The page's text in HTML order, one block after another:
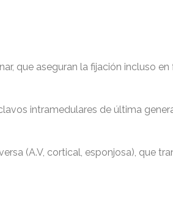
que aseguran la fijación incluso en
intramedulares de última
(A.V, cortical, esponjosa), que